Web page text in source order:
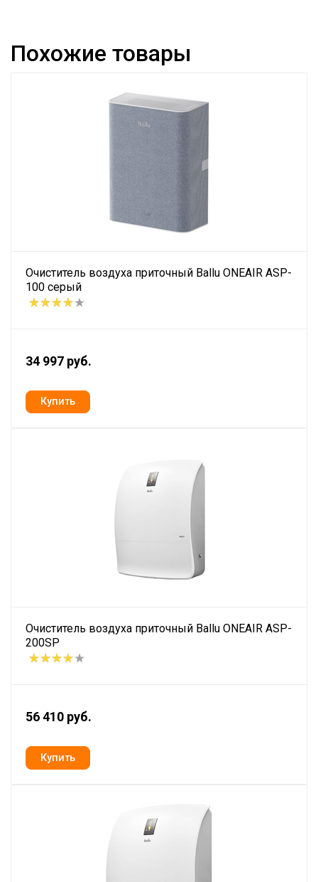
Похожие товары
Очиститель воздуха приточный Ballu ONEAIR ASP-
100 серый
34 997 руб.
Очиститель воздуха приточный Ballu ONEAIR ASP-
200SP
56 410 руб.